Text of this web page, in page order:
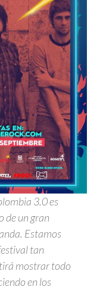
3.0 es
de un gran
Estamos
tan
mostrar todo
en los